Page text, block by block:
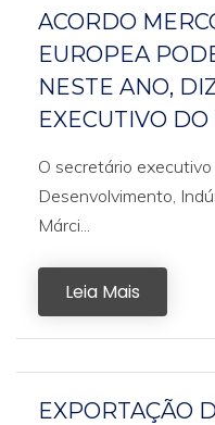
ACORDO
EUROPEA
NESTE ANO,
EXECUTIVO
O secretário
Desenvolvimento,
Márci...
Leia Mais
EXPORTAÇÃO